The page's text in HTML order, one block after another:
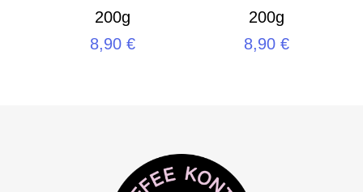
200g
8,90 €
200g
8,90€